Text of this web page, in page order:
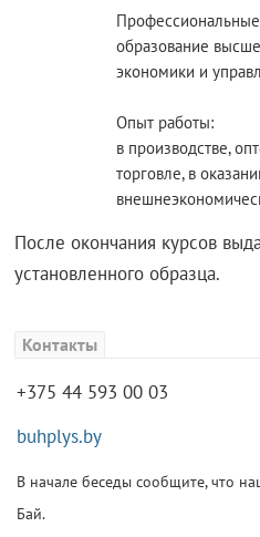
Профессиональные
образование
экономики и
Опыт работы:
в производстве,
торговле, в
После окончания курсов
установленного образца.
Контакты
+375 44 593 00 03
buhplys.by
В начале беседы сообщите, что
Бай.